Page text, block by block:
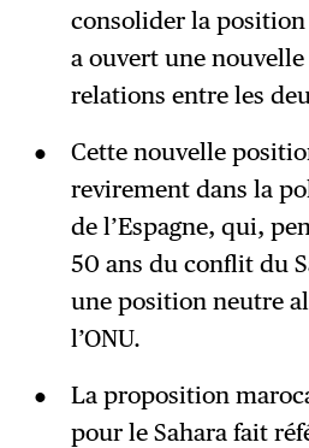
consolider la position
a ouvert une nouvelle
relations entre les
Cette nouvelle
revirement dans la
de l’Espagne, qui,
50 ans du conflit du
une position neutre
l’ONU.
La proposition
pour le Sahara fait